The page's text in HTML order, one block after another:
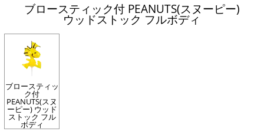
ブロースティック付 PEANUTS(スヌーピー)
ウッドストック フルボディ
ブロースティッ
ク付
PEANUTS(スヌ
ーピー) ウッド
ストック フル
ボディ